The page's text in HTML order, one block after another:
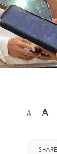
A A
SHARE